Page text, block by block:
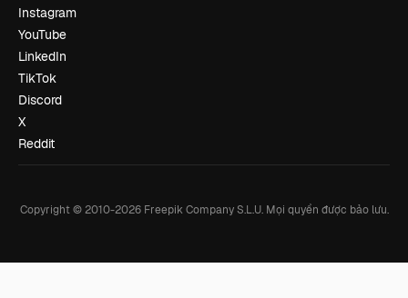
Instagram
YouTube
LinkedIn
TikTok
Discord
X
Reddit
Copyright © 2010-2026Freepik Company S.L.U. Mọi quyền được bảo lưu.